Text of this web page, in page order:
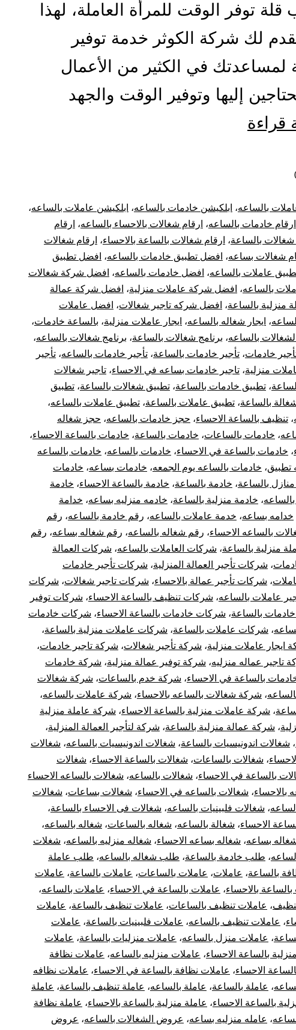
قلة توفر الوقت للمرأة العاملة، لهذا
لك شركة الكوثر خدمة توفير
لمساعدتك في الكثير من الأعمال
إليها وتوفير الوقت والجهد
قراءة
بالاحساءبالساعه، ابلكيشن خادمات بالساعه، ابلكيشن عاملات بالساعه،
ارقام خادمات بالساعه، ارقام شغالات بالاحساء بالساعه، ارقام
شغالات بالساعة، ارقام شغالات بالساعة بالاحساء، ارقام شغالات
شغالات بساعه، افضل تطبيق خادمات بالساعه، افضل تطبيق
عاملات بالساعه، افضل خادمات بالساعه، افضل شركة شغالات
بالساعه، افضل شركة عاملات منزلية، افضل شركة عمالة
منزلية بالساعة، افضل شركه تاجير شغالات، افضل عاملات
، ايجار شغاله بالساعه، ايجار عاملات منزلية، بالساعة خادمات،
بالساعه، برنامج شغالات بالساعة، برنامج شغالات بالساعه،
خادمات، تأجير خادمات بالساعة، تأجير خادمات بالساعه، تأجير
منزلية، تاجير خادمات بساعه في الاحساء، تاجير شغالات
، تطبيق خادمات بالساعة، تطبيق شغالات بالساعة، تطبيق
بالساعة، تطبيق عاملات بالساعة، تطبيق عاملات بالساعه،
، تنظيف بالساعة الاحساء، حجز خادمات بالساعه، حجز شغاله
، خادمات بالساعات، خادمات بالساعة، خادمات بالساعة الاحساء،
، خادمات بالساعة في الاحساء، خادمات بالساعه، خادمات بالساعه
تطبيق، خادمات بالساعه يوم الجمعه، خادمات بساعه، خادمات
بالساعة، خادمة بالساعة، خادمة بالساعة الاحساء، خادمة
، خادمة منزلية بالساعة، خادمه منزليه بساعه، خدامة
خدامه بساعه، خدمة عاملات بالساعه، رقم خادمة بالساعه، رقم
بالساعه الاحساء، رقم شغاله بالساعه، رقم شغاله بساعه، رقم
منزلية بالساعة، شركات العاملات بالساعه، شركات العمالة
، شركات تأجير العمالة المنزلية، شركات تأجير خادمات
، شركات تأجير عمالة بالاحساء، شركات تاجير شغالات، شركات
عاملات بالساعه، شركات تنظيف بالساعة الاحساء، شركات توفير
بالساعة، شركات خادمات بالساعة الاحساء، شركات خادمات
، شركات عاملات بالساعة، شركات عاملات منزلية بالساعة،
ايجار عاملات منزلية، شركة تأجير شغالات، شركة تاجير خادمات،
تاجير عماله منزليه، شركة توفير عمالة منزلية، شركة خادمات
بالساعة في الاحساء، شركة خدم بالساعات، شركة شغالات
، شركة شغالات بالساعه بالاحساء، شركة عاملات بالساعه،
، شركة عاملات منزلية بالساعة الاحساء، شركة عاملة منزلية
، شركة عمالة منزلية بالساعة، شركة لتأجير العمالة المنزلية،
، شغالات اندونيسيات بالساعة، شغالات اندونيسيات بالساعه، شغالات
، شغالات بالساعات، شغالات بالساعة الاحساء، شغالات
بالساعة في الاحساء، شغالات بالساعه، شغالات بالساعه الاحساء
بالاحساء، شغالات بالساعه في الاحساء، شغالات بساعات، شغالات
، شغالات فلبينيات بالساعه، شغالات فى الاحساء بالساعة،
الاحساء، شغالة بالساعه، شغاله بالساعات، شغاله بالساعه،
بساعه، شغاله بساعه الاحساء، شغاله منزليه بالساعه، شغلات
، طلب خادمة بالساعة، طلب شغاله بالساعه، طلب عاملة
بالساعة، عاملات، عاملات بالساعات، عاملات بالساعة، عاملات
بالاحساء، عاملات بالساعة في الاحساء، عاملات بالساعه،
، عاملات تنظيف بالساعات، عاملات تنظيف بالساعة، عاملات
، عاملات تنظيف بالساعه، عاملات فلبينيات بالساعة، عاملات
، عاملات منزل بالساعه، عاملات منزليات بالساعة، عاملات
بالساعة الاحساء، عاملات منزليه بالساعه، عاملات نظافة
الاحساء، عاملات نظافة بالساعة في الاحساء، عاملات نظافه
، عاملة بالساعة، عاملة بالساعه، عاملة تنظيف بالساعة، عاملة
بالساعة الاحساء، عاملة منزلية بالساعة بالاحساء، عاملة نظافة
، عامله منزليه بساعه، عروض الشغالات بالساعه، عروض